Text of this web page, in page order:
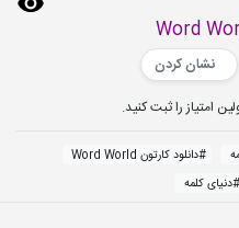
نشان کردن
امتیاز را ثبت کنید.
#دانلود کارتون Word World
#دنیای کلمه